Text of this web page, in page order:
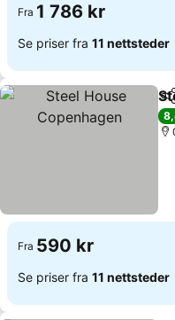
Fra 1 786 kr
Se priser fra 11 nettsteder
Fra 590 kr
Se priser fra 11 nettsteder